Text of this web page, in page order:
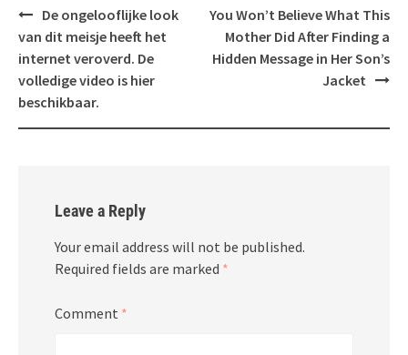
Post
navigation
De ongelooflijke look
van dit meisje heeft het
internet veroverd. De
volledige video is hier
beschikbaar.
You Won’t Believe What This
Mother Did After Finding a
Hidden Message in Her Son’s
Jacket
Leave a Reply
Your email address will not be published.
Required fields are marked *
Comment *